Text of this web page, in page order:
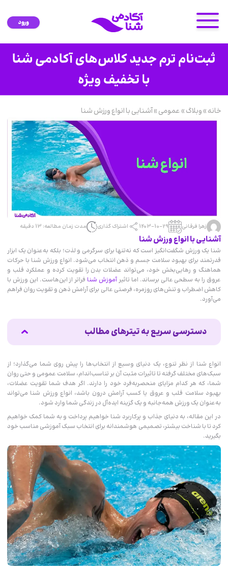
ورود
خانه»وبلاگ»عمومی»آشنایی با انواع ورزش شنا
زهرا فرقانی 1403-10-29 اشتراک گذاری مدت زمان مطالعه: 13 دقیقه
آشنایی با انواع ورزش شنا
شنا یک ورزش شگفت‌انگیز است که نه‌تنها برای سرگرمی و لذت؛ بلکه به‌عنوان یک ابزار
قدرتمند برای بهبود سلامت جسم و ذهن انتخاب می‌شود. انواع ورزش شنا با حرکات
هماهنگ و رهایی‌بخش خود، می‌تواند عضلات بدن را تقویت کرده و عملکرد قلب و
عروق را به سطحی عالی برساند. اما تاثیرآموزش شنا فراتر از این‌هاست. این ورزش با
کاهش اضطراب و تنش‌های روزمره، فرصتی عالی برای آرامش ذهن و تقویت روان فراهم
می‌آورد.
دسترسی سریع به تیترهای مطالب
انواع شنای غیر رسمی
دلایل استفاده از انواع شنا در استخر
مزایای انواع شنا
کلام آخر
انواع شنا از نظر تنوع، یک دنیای وسیع از انتخاب‌ها را پیش روی شما می‌گذارد؛ از
سبک‌های مختلف گرفته تا تاثیرات مثبت آن بر تناسب‌اندام، سلامت عمومی و حتی روان
شما، که هر کدام مزایای منحصربه‌فرد خود را دارند. اگر هدف شما تقویت عضلات،
بهبود سلامت قلب و عروق یا کسب آرامش درون باشد، انواع ورزش شنا می‌تواند
به‌عنوان یک ورزش همه‌جانبه و یک گزینه ایده‌آل در زندگی شما وارد شود.
در این مقاله، به دنیای جذاب و پرکاربرد شنا خواهیم پرداخت و به شما کمک خواهیم
کرد تا با شناخت بیشتر، تصمیمی هوشمندانه برای انتخاب سبک آموزشی مناسب خود
بگیرید.